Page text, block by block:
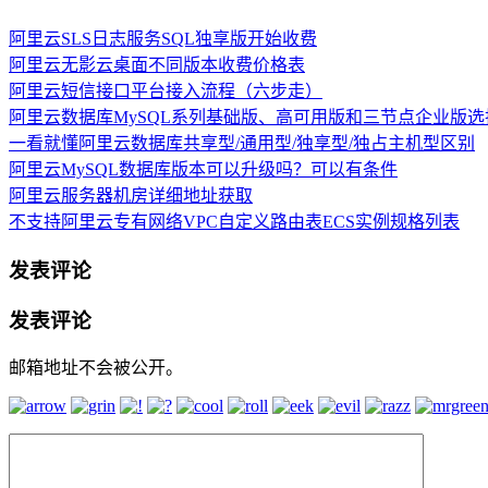
阿里云SLS日志服务SQL独享版开始收费
阿里云无影云桌面不同版本收费价格表
阿里云短信接口平台接入流程（六步走）
阿里云数据库MySQL系列基础版、高可用版和三节点企业版
一看就懂阿里云数据库共享型/通用型/独享型/独占主机型区别
阿里云MySQL数据库版本可以升级吗？可以有条件
阿里云服务器机房详细地址获取
不支持阿里云专有网络VPC自定义路由表ECS实例规格列表
发表评论
发表评论
邮箱地址不会被公开。